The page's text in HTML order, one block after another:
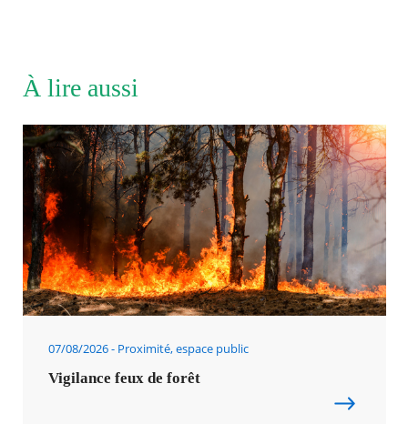
À lire aussi
07/08/2026 Proximité, espace public
Vigilance feux de forêt